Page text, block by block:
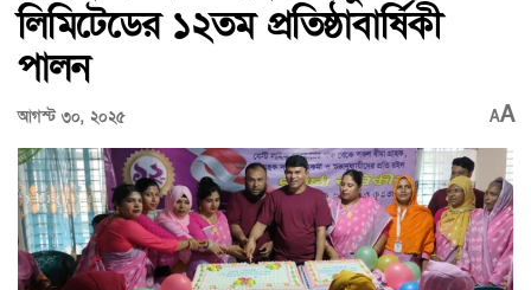
লিমিটেডের ১২তম প্রতিষ্ঠাবার্ষিকী
পালন
আগস্ট ৩০, ২০২৫ AA